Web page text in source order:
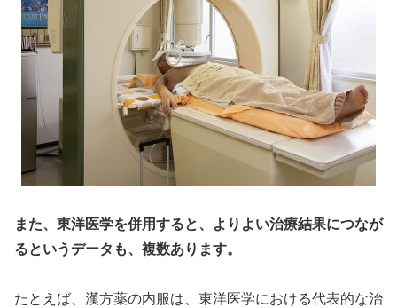
また、東洋医学を併用すると、よりよい治療結果につなが
るというデータも、複数あります。
たとえば、漢方薬の内服は、東洋医学における代表的な治